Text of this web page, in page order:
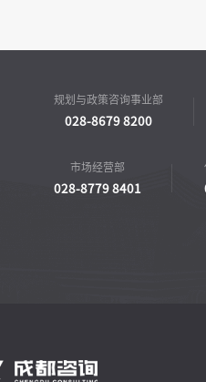
规划与政策咨询事业部
028-8679 8200
市场经营部
028-8779 8401